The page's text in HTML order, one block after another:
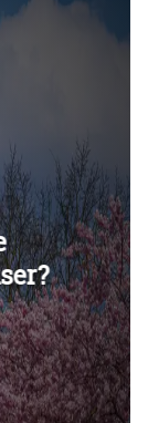
Überspringen